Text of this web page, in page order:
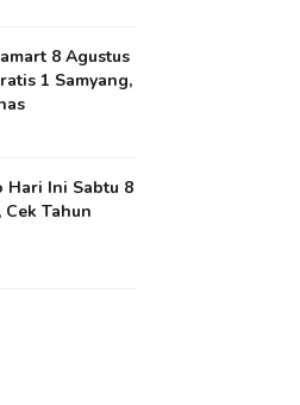
8 Agustus
1 Samyang,
Hari Ini Sabtu 8
Cek Tahun